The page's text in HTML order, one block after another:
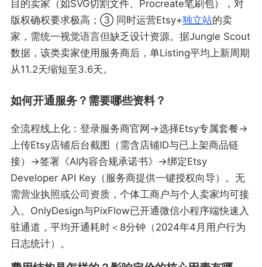
目的卖家（如SVG切割文件、Procreate笔刷包），对
版权确权要求极高；③ 同时运营Etsy+独立站的卖
家，需统一视觉语言但缺乏设计资源。据Jungle Scout
数据，该类卖家使用服务商后，单Listing平均上新周期
从11.2天缩短至3.6天。
如何开通服务？需要哪些资料？
全流程线上化：登录服务商官网→选择Etsy专属套餐→
上传Etsy店铺后台截图（需含店铺ID与已上架商品链
接）→签署《AI内容合规承诺书》→绑定Etsy
Developer API Key（服务商提供一键授权向导）。无
需营业执照或公司资质，个体工商户与个人卖家均可接
入。OnlyDesign与PixFlow已开通微信小程序端快速入
驻通道，平均开通耗时＜8分钟（2024年4月用户行为
日志统计）。